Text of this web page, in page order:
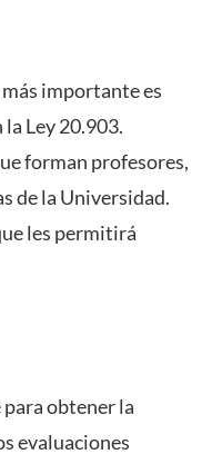
importante es
Ley 20.903.
forman profesores,
de la Universidad.
les permitirá
obtener la
evaluaciones